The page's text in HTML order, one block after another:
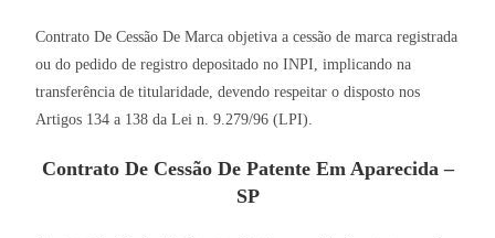
Contrato De Cessão De Marca objetiva a cessão de marca registrada
ou do pedido de registro depositado no INPI, implicando na
transferência de titularidade, devendo respeitar o disposto nos
Artigos 134 a 138 da Lei n. 9.279/96 (LPI).
Contrato De Cessão De Patente Em Aparecida –
SP